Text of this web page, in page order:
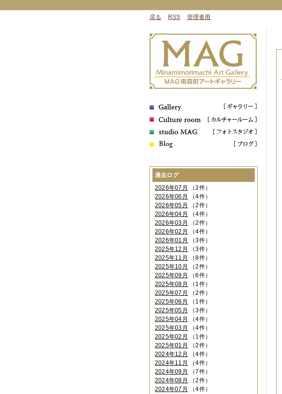
戻る RSS 管理者用
過去ログ
2026年07月
（2件）
2026年06月
（4件）
2026年05月
（2件）
2026年04月
（4件）
2026年03月
（2件）
2026年02月
（4件）
2026年01月
（3件）
2025年12月
（3件）
2025年11月
（8件）
2025年10月
（2件）
2025年09月
（6件）
2025年08月
（1件）
2025年07月
（2件）
2025年06月
（1件）
2025年05月
（3件）
2025年04月
（4件）
2025年03月
（4件）
2025年02月
（1件）
2025年01月
（2件）
2024年12月
（4件）
2024年11月
（4件）
2024年09月
（7件）
2024年08月
（2件）
2024年07月
（4件）